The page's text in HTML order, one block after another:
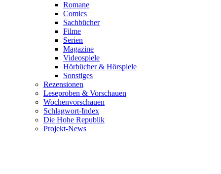
Romane
Comics
Sachbücher
Filme
Serien
Magazine
Videospiele
Hörbücher & Hörspiele
Sonstiges
Rezensionen
Leseproben & Vorschauen
Wochenvorschauen
Schlagwort-Index
Die Hohe Republik
Projekt-News